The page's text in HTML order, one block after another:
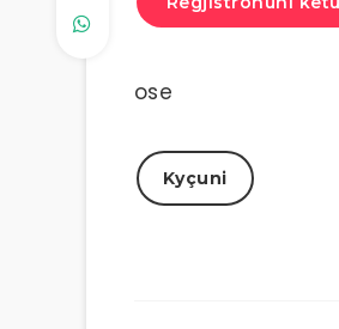
ose
Kyçuni